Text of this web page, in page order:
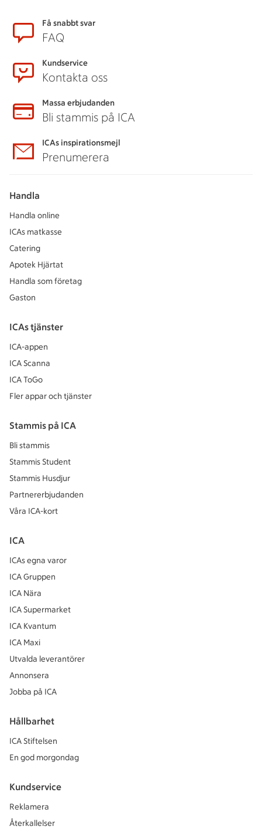
SidfotFå snabbt svar
FAQ
Kundservice
Kontakta oss
Massa erbjudanden
Bli stammis på ICA
ICAs inspirationsmejl
Prenumerera
Handla
Handla online
ICAs matkasse
Catering
Apotek Hjärtat
Handla som företag
Gaston
ICAs tjänster
ICA-appen
ICA Scanna
ICA ToGo
Fler appar och tjänster
Stammis på ICA
Bli stammis
Stammis Student
Stammis Husdjur
Partnererbjudanden
Våra ICA-kort
ICA
ICAs egna varor
ICA Gruppen
ICA Nära
ICA Supermarket
ICA Kvantum
ICA Maxi
Utvalda leverantörer
Annonsera
Jobba på ICA
Hållbarhet
ICA Stiftelsen
En god morgondag
Kundservice
Reklamera
Återkallelser